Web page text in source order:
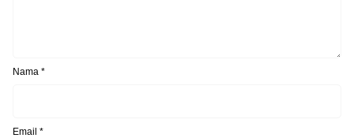
Nama *
Email *